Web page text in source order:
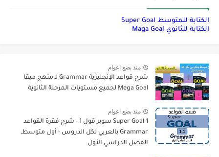
الكتابة للمتوسط Super Goal
الكتابة للثانوي Maga Goal
منذ بضع اعوام
شرح قواعد الإنجليزية Grammar لـ منهج ميقا
Mega Goal لجميع مستويات المرحلة الثانوية
منذ بضع اعوام
Super Goal 1 سوبر قول 1 - شرح فقرة القواعد
Grammar بالعربي لكل الدروس - أول متوسط,
الفصل الدراسي الأول